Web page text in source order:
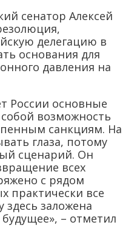
сенатор Алексей
делегацию в
основания для
давления на
России основные
возможность
санкциям. На
глаза, потому
сценарий. Он
всех
с рядом
практически все
заложена
– отметил